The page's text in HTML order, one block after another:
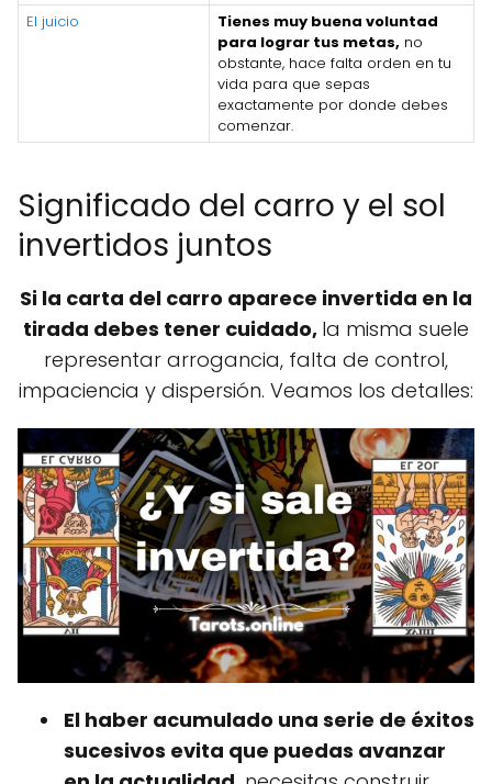
El juicio
Tienes muy buena voluntad
para lograr tus metas, no
obstante, hace falta orden en tu
vida para que sepas
exactamente por donde debes
comenzar.
Significado del carro y el sol
invertidos juntos
Si la carta del carro aparece invertida en la
tirada debes tener cuidado, la misma suele
representar arrogancia, falta de control,
impaciencia y dispersión. Veamos los detalles:
El haber acumulado una serie de éxitos
sucesivos evita que puedas avanzar